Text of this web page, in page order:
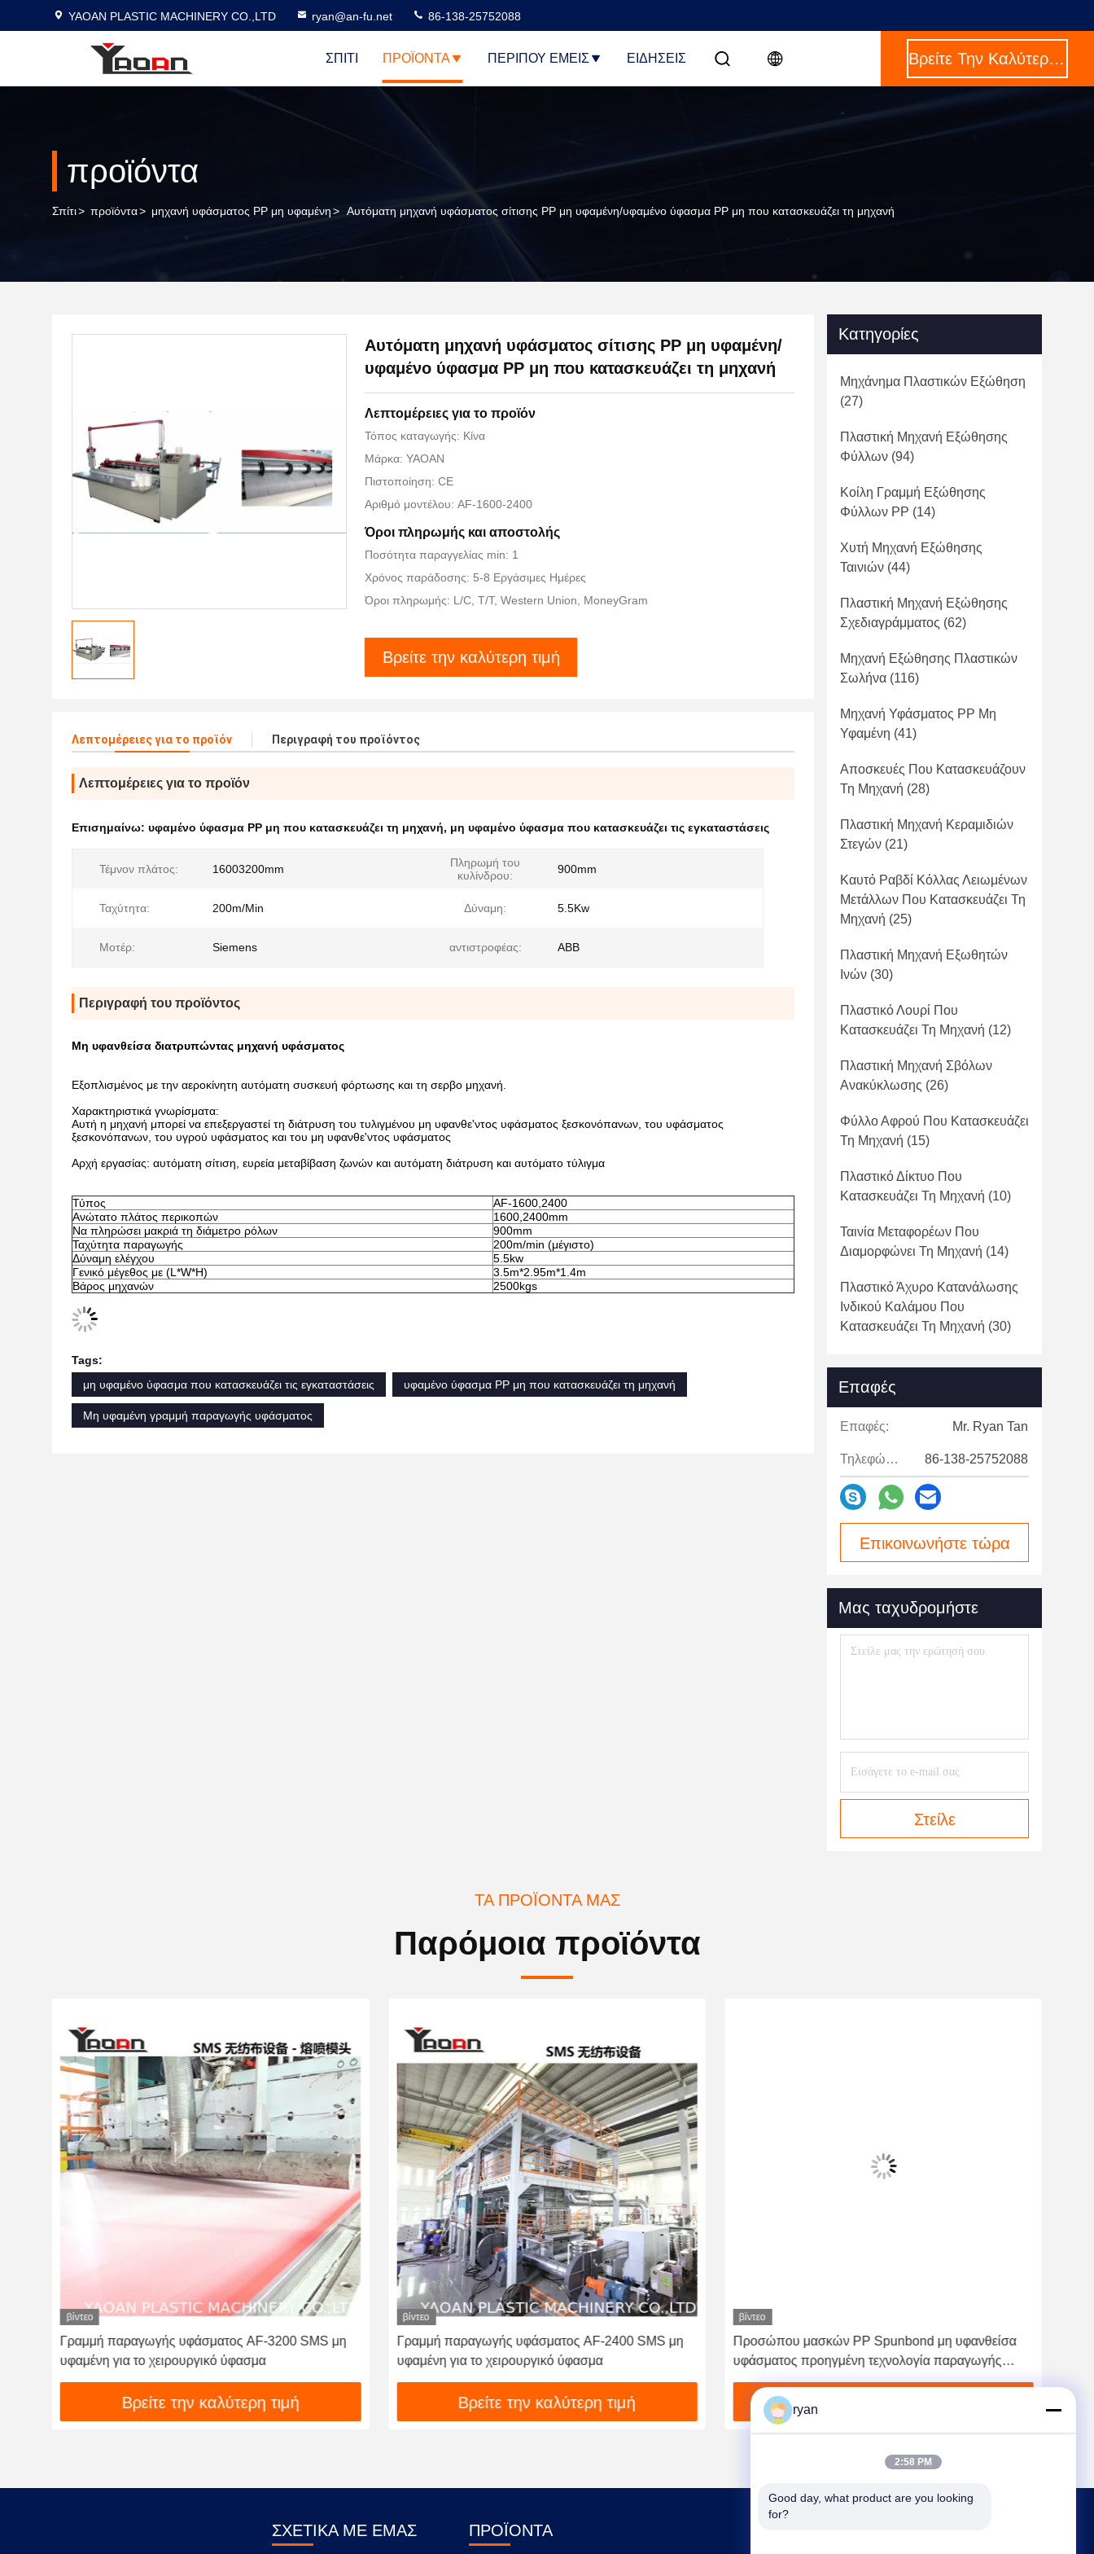
YAOAN PLASTIC MACHINERY CO.,LTD ryan@an-fu.net 86-138-25752088
ΣΠΊΤΙ ΠΡΟΪΌΝΤΑ ΠΕΡΊΠΟΥ ΕΜΕΊΣ ΕΙΔΗΣΕΙΣ Βρείτε Την Καλύτερη Τιμή
προϊόντα
Σπίτι> προϊόντα> μηχανή υφάσματος PP μη υφαμένη> Αυτόματη μηχανή υφάσματος σίτισης PP μη υφαμένη/υφαμένο ύφασμα PP μη που κατασκευάζει τη μηχανή
Αυτόματη μηχανή υφάσματος σίτισης PP μη υφαμένη/
υφαμένο ύφασμα PP μη που κατασκευάζει τη μηχανή
Λεπτομέρειες για το προϊόν
Τόπος καταγωγής: Κίνα
Μάρκα: YAOAN
Πιστοποίηση: CE
Αριθμό μοντέλου: AF-1600-2400
Όροι πληρωμής και αποστολής
Ποσότητα παραγγελίας min: 1
Χρόνος παράδοσης: 5-8 Εργάσιμες Ημέρες
Όροι πληρωμής: L/C, T/T, Western Union, MoneyGram
Βρείτε την καλύτερη τιμή
Λεπτομέρειες για το προϊόν Περιγραφή του προϊόντος
Λεπτομέρειες για το προϊόν
Επισημαίνω: υφαμένο ύφασμα PP μη που κατασκευάζει τη μηχανή, μη υφαμένο ύφασμα που κατασκευάζει τις εγκαταστάσεις
Τέμνον πλάτος: 16003200mm
Πληρωμή του
κυλίνδρου:
900mm
Ταχύτητα: 200m/Min Δύναμη: 5.5Kw
Μοτέρ: Siemens αντιστροφέας: ABB
Περιγραφή του προϊόντος
Μη υφανθείσα διατρυπώντας μηχανή υφάσματος
Εξοπλισμένος με την αεροκίνητη αυτόματη συσκευή φόρτωσης και τη σερβο μηχανή.
Χαρακτηριστικά γνωρίσματα:
Αυτή η μηχανή μπορεί να επεξεργαστεί τη διάτρυση του τυλιγμένου μη υφανθε'ντος υφάσματος ξεσκονόπανων, του υφάσματος
ξεσκονόπανων, του υγρού υφάσματος και του μη υφανθε'ντος υφάσματος
Αρχή εργασίας: αυτόματη σίτιση, ευρεία μεταβίβαση ζωνών και αυτόματη διάτρυση και αυτόματο τύλιγμα
Τύπος
AF-1600,2400
Ανώτατο πλάτος περικοπών
1600,2400mm
Να πληρώσει μακριά τη διάμετρο ρόλων
900mm
Ταχύτητα παραγωγής
200m/min (μέγιστο)
Δύναμη ελέγχου
5.5kw
Γενικό μέγεθος με (L*W*H)
3.5m*2.95m*1.4m
Βάρος μηχανών
2500kgs
Tags:
μη υφαμένο ύφασμα που κατασκευάζει τις εγκαταστάσεις
υφαμένο ύφασμα PP μη που κατασκευάζει τη μηχανή
Μη υφαμένη γραμμή παραγωγής υφάσματος
Κατηγορίες
Μηχάνημα Πλαστικών Εξώθηση
(27)
Πλαστική Μηχανή Εξώθησης
Φύλλων (94)
Κοίλη Γραμμή Εξώθησης
Φύλλων PP (14)
Χυτή Μηχανή Εξώθησης
Ταινιών (44)
Πλαστική Μηχανή Εξώθησης
Σχεδιαγράμματος (62)
Μηχανή Εξώθησης Πλαστικών
Σωλήνα (116)
Μηχανή Υφάσματος PP Μη
Υφαμένη (41)
Αποσκευές Που Κατασκευάζουν
Τη Μηχανή (28)
Πλαστική Μηχανή Κεραμιδιών
Στεγών (21)
Καυτό Ραβδί Κόλλας Λειωμένων
Μετάλλων Που Κατασκευάζει Τη
Μηχανή (25)
Πλαστική Μηχανή Εξωθητών
Ινών (30)
Πλαστικό Λουρί Που
Κατασκευάζει Τη Μηχανή (12)
Πλαστική Μηχανή Σβόλων
Ανακύκλωσης (26)
Φύλλο Αφρού Που Κατασκευάζει
Τη Μηχανή (15)
Πλαστικό Δίκτυο Που
Κατασκευάζει Τη Μηχανή (10)
Ταινία Μεταφορέων Που
Διαμορφώνει Τη Μηχανή (14)
Πλαστικό Άχυρο Κατανάλωσης
Ινδικού Καλάμου Που
Κατασκευάζει Τη Μηχανή (30)
Επαφές
Επαφές: Mr. Ryan Tan
Τηλεφώνημα: 86-138-25752088
Επικοινωνήστε τώρα
Μας ταχυδρομήστε
Στείλε
ΤΑ ΠΡΟΪΌΝΤΑ ΜΑΣ
Παρόμοια προϊόντα
βίντεο
Γραμμή παραγωγής υφάσματος AF-3200 SMS μη
υφαμένη για το χειρουργικό ύφασμα
Βρείτε την καλύτερη τιμή
βίντεο
Γραμμή παραγωγής υφάσματος AF-2400 SMS μη
υφαμένη για το χειρουργικό ύφασμα
Βρείτε την καλύτερη τιμή
βίντεο
Προσώπου μασκών PP Spunbond μη υφανθείσα
υφάσματος προηγμένη τεχνολογία παραγωγής
μηχανών υψηλή
Βρείτε την καλύτερη τιμή
ΣΧΕΤΙΚΆ ΜΕ ΕΜΆΣ ΠΡΟΪΌΝΤΑ
ryan
2:58 PM
Good day, what product are you looking
for?